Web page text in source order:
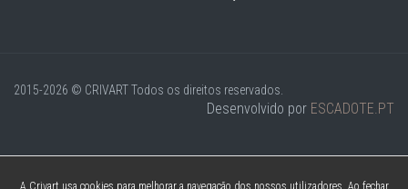
2015-2026 © CRIVARTTodos os direitos reservados.
Desenvolvido por ESCADOTE.PT